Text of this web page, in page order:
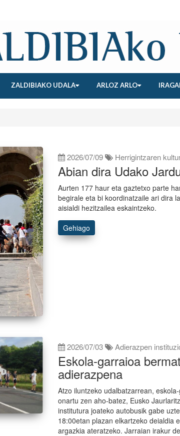
ZALDIBIAKO UDALA ARLOZ ARLO
2026/07/09 Herrigintzaren
Abian dira Udako
Aurten 177 haur eta gaztetxo parte
begirale eta bi koordinatzaile ari dira
aisialdi hezitzailea eskaintzeko.
Gehiago
2026/07/03 Adierazpen
Eskola-garraioa
adierazpena
Atzo iluntzeko udalbatzarrean,
onartu zen aho-batez, Eusko
institutura joateko autobusik gabe
18:00etan plazan elkartzeko deialdia
argazkia ateratzeko. Jarraian irakur